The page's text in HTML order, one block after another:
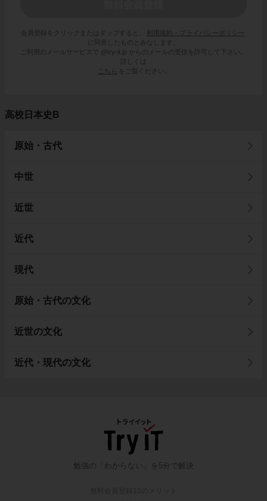
会員登録をクリックまたはタップすると、
利用規約・プライバシーポリシー
に同意したものとみなします。
ご利用のメールサービスで @try-it.jp からのメールの受信を許可して下さい。
詳しくは
こちら
をご覧ください。
高校日本史B
原始・古代
中世
近世
近代
現代
原始・古代の文化
近世の文化
近代・現代の文化
勉強の「わからない」を5分で解決